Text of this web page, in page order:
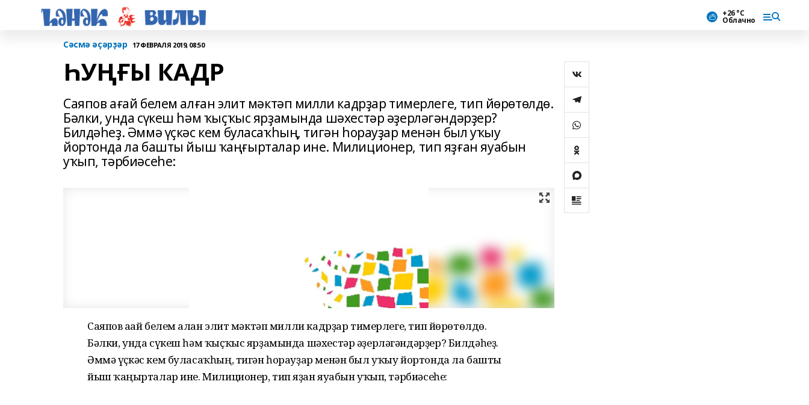
+26 °С
Облачно
Сәсмә әҫәрҙәр 17 ФЕВРАЛЯ 2019, 08:50
ҺУҢҒЫ КАДР
Саяпов ағай белем алған элит мәктәп милли кадрҙар тимерлеге, тип йөрөтөлдө.
Бәлки, унда сүкеш һәм ҡыҫҡыс ярҙамында шәхестәр әҙерләгәндәрҙер?
Билдәһеҙ. Әммә үҫкәс кем буласаҡһың, тигән һорауҙар менән был уҡыу
йортонда ла башты йыш ҡаңғырталар ине. Милиционер, тип яҙған яуабын
уҡып, тәрбиәсеһе:
Саяпов ағай белем алған элит мәктәп милли кадрҙар тимерлеге, тип йөрөтөлдө.
Бәлки, унда сүкеш һәм ҡыҫҡыс ярҙамында шәхестәр әҙерләгәндәрҙер? Билдәһеҙ.
Әммә үҫкәс кем буласаҡһың, тигән һорауҙар менән был уҡыу йортонда ла башты
йыш ҡаңғырталар ине. Милиционер, тип яҙған яуабын уҡып, тәрбиәсеһе: